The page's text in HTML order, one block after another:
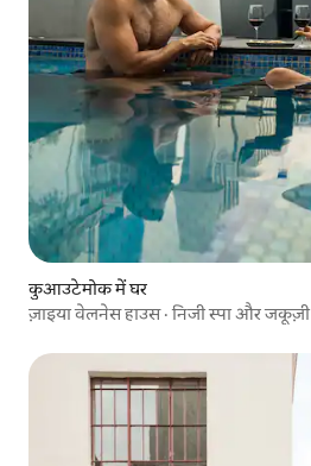
कुआउटेमोक में घर
ज़ाइया वेलनेस हाउस · निजी स्पा और जकूज़ी